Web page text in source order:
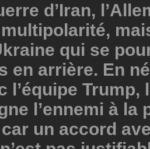
d’Iran,
qui se
en arrière. En
l’équipe Trump,
l’ennemi à la
un accord